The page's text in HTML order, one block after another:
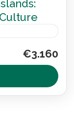
day
La
transport,
in a
€3.160